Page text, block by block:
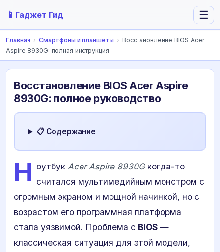
📱 Гаджет Гид ☰
Главная › Смартфоны и планшеты › Восстановление BIOS Acer
Aspire 8930G: полная инструкция
Восстановление BIOS Acer Aspire
8930G: полное руководство
📋 Содержание
Н оутбук Acer Aspire 8930Gкогда-то
считался мультимедийным монстром с
огромным экраном и мощной начинкой, но с
возрастом его программная платформа
стала уязвимой. Проблема с BIOS —
классическая ситуация для этой модели,